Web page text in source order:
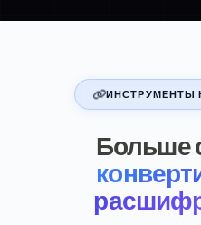
ИНСТРУМЕНТЫ
Больше